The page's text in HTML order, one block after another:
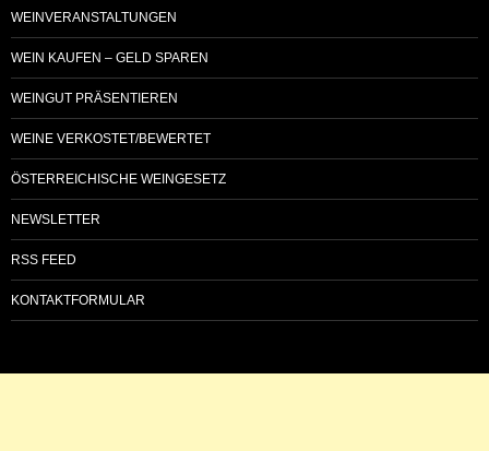
WEINVERANSTALTUNGEN
WEIN KAUFEN – GELD SPAREN
WEINGUT PRÄSENTIEREN
WEINE VERKOSTET/BEWERTET
ÖSTERREICHISCHE WEINGESETZ
NEWSLETTER
RSS FEED
KONTAKTFORMULAR